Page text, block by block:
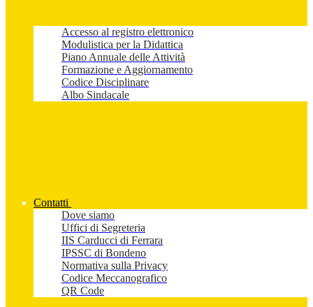
Accesso al registro elettronico
Modulistica per la Didattica
Piano Annuale delle Attività
Formazione e Aggiornamento
Codice Disciplinare
Albo Sindacale
Contatti
Dove siamo
Uffici di Segreteria
IIS Carducci di Ferrara
IPSSC di Bondeno
Normativa sulla Privacy
Codice Meccanografico
QR Code